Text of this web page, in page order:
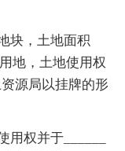
块，土地面积
地，土地使用权
源局以挂牌的形
权并于______